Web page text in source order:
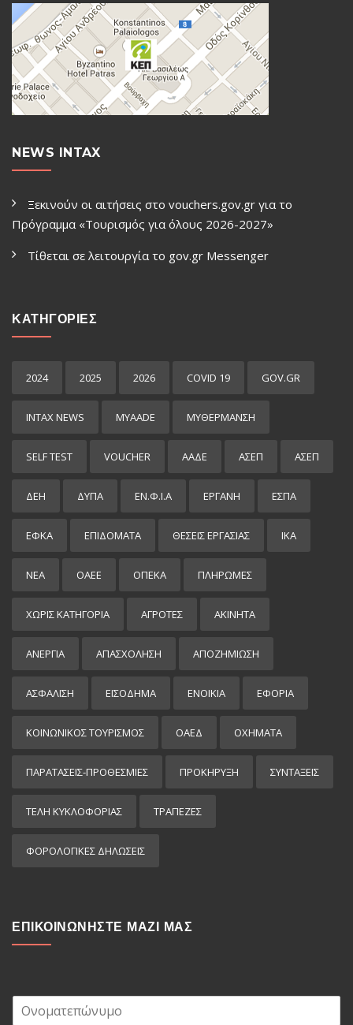
NEWS INTAX
Ξεκινούν οι αιτήσεις στο vouchers.gov.gr για το
Πρόγραμμα «Τουρισμός για όλους 2026-2027»
Τίθεται σε λειτουργία το gov.gr Μessenger
ΚΑΤΗΓΟΡΙΕΣ
2024 2025 2026 COVID 19 GOV.GR
INTAX NEWS MYAADE MYΘΈΡΜΑΝΣΗ
SELF TEST VOUCHER ΑΑΔΕ ΑΣΕΠ ΑΣΕΠ
ΔΕΗ ΔΥΠΑ ΕΝ.Φ.Ι.Α ΕΡΓΑΝΗ ΕΣΠΑ
ΕΦΚΑ ΕΠΙΔΌΜΑΤΑ ΘΕΣΕΙΣ ΕΡΓΑΣΙΑΣ ΙΚΑ
ΝΕΑ ΟΑΕΕ ΟΠΕΚΑ ΠΛΗΡΩΜΕΣ
ΧΩΡΊΣ ΚΑΤΗΓΟΡΊΑ ΑΓΡΟΤΕΣ ΑΚΙΝΗΤΑ
ΑΝΕΡΓΙΑ ΑΠΑΣΧΟΛΗΣΗ ΑΠΟΖΗΜΙΩΣΗ
ΑΣΦΑΛΙΣΗ ΕΙΣΌΔΗΜΑ ΕΝΟΙΚΙΑ ΕΦΟΡΙΑ
ΚΟΙΝΩΝΙΚΟΣ ΤΟΥΡΙΣΜΟΣ ΟΑΕΔ ΟΧΗΜΑΤΑ
ΠΑΡΑΤΑΣΕΙΣ-ΠΡΟΘΕΣΜΙΕΣ ΠΡΟΚΉΡΥΞΗ ΣΥΝΤΑΞΕΙΣ
ΤΕΛΗ ΚΥΚΛΟΦΟΡΙΑΣ ΤΡΑΠΕΖΕΣ
ΦΟΡΟΛΟΓΙΚΕΣ ΔΗΛΩΣΕΙΣ
ΕΠΙΚΟΙΝΩΝΗΣΤΕ ΜΑΖΙ ΜΑΣ